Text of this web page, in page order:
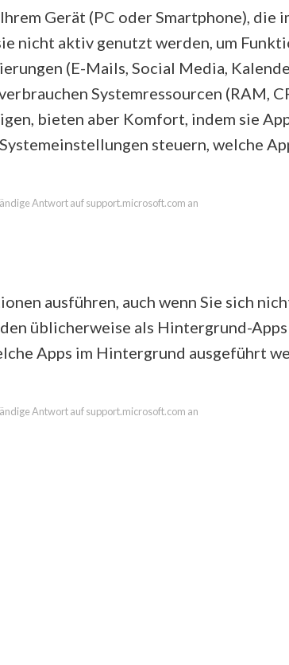
Gerät (PC oder Smartphone), die
nicht aktiv genutzt werden, um
(E-Mails, Social Media,
Systemressourcen (RAM,
bieten aber Komfort, indem sie
steuern, welche
Antwort auf support.microsoft.com an
ausführen, auch wenn Sie sich
üblicherweise als Hintergrund-Apps
Apps im Hintergrund ausgeführt
Antwort auf support.microsoft.com an